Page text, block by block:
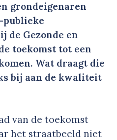
grondeigenaren
publieke
de Gezonde en
toekomst tot een
Wat draagt die
bij aan de kwaliteit
van de toekomst
het straatbeeld niet